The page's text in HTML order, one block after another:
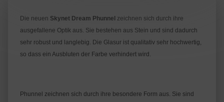
Die neuen Skynet Dream Phunnel zeichnen sich durch ihre
ausgefallene Optik aus. Sie bestehen aus Stein und sind dadurch
sehr robust und langlebig. Die Glasur ist qualitativ sehr hochwertig,
so dass ein Ausbluten der Farbe verhindert wird.
Phunnel zeichnen sich durch ihre besondere Form aus. Sie sind